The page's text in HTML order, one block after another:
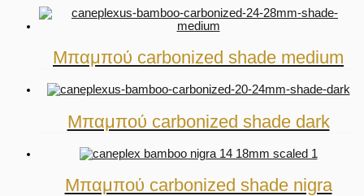
Μπαμπού carbonized shade medium
Μπαμπού carbonized shade dark
Μπαμπού carbonized shade nigra